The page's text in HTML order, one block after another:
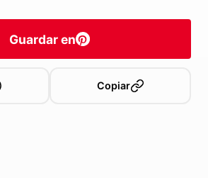
Guardar en
Copiar